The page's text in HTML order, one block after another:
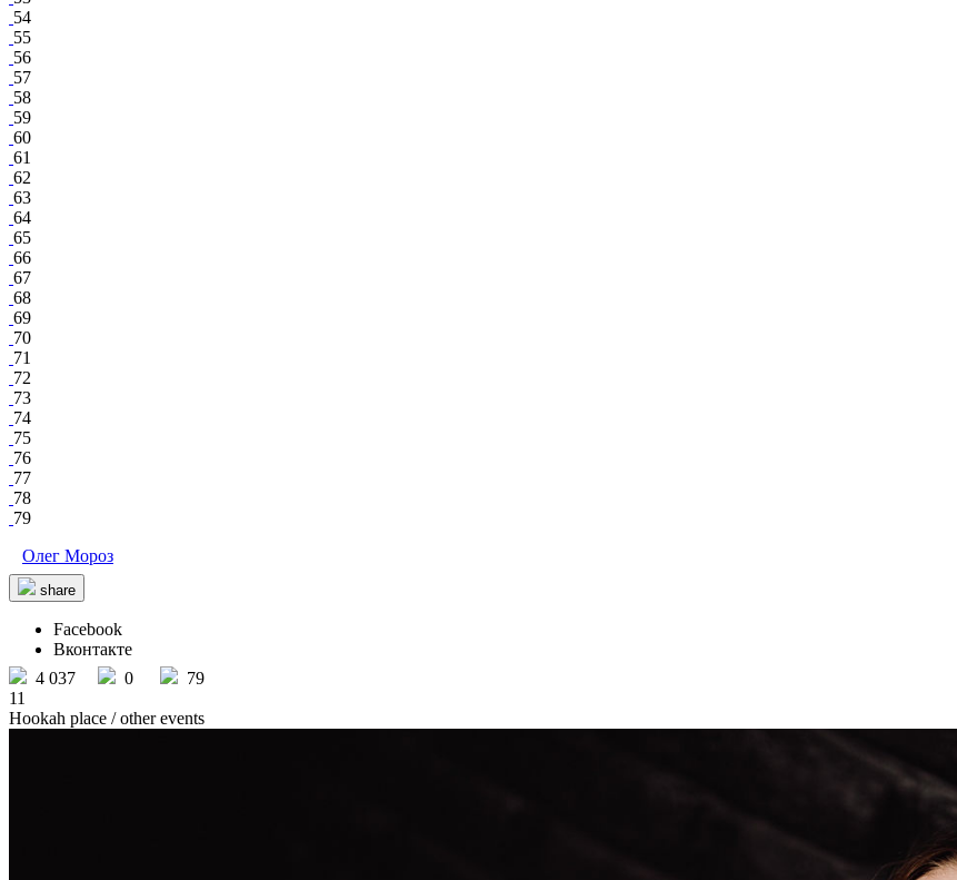
54
55
56
57
58
59
60
61
62
63
64
65
66
67
68
69
70
71
72
73
74
75
76
77
78
79
Олег Мороз
share
Facebook
Вконтакте
4 037
0
79
11
Hookah plаce / other events